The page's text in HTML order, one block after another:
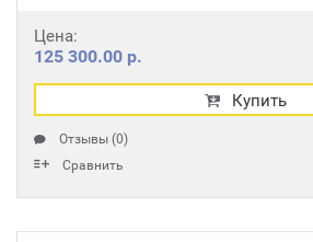
Цена:
125 300.00 р.
Купить
Отзывы (0)
Сравнить